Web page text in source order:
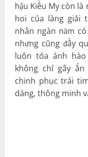
hậu Kiều My còn
hoi của làng giải
nhân ngàn năm
nhưng cũng đầy
luôn tỏa ánh
không chỉ gây
chinh phục trái
dáng, thông minh